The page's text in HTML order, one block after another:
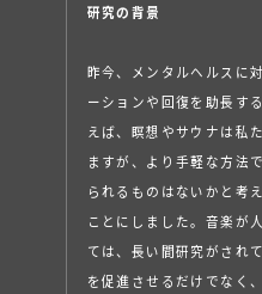
研究の背景
昨今、メンタルヘルスに
ーションや回復を助長す
えば、瞑想やサウナは私
ますが、より手軽な方法
られるものはないかと考
ことにしました。音楽が
ては、長い間研究がされ
を促進させるだけでなく